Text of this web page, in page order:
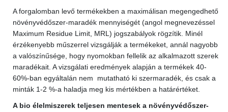
A forgalomban levő termékekben a maximálisan megengedhető
növényvédőszer-maradék mennyiségét (angol megnevezéssel
Maximum Residue Limit, MRL) jogszabályok rögzítik. Minél
érzékenyebb műszerrel vizsgálják a termékeket, annál nagyobb
a valószínűsége, hogy nyomokban fellelik az alkalmazott szerek
maradékait. A vizsgálati eredmények alapján a termékek 40-
60%-ban egyáltalán nem mutatható ki szermaradék, és csak a
minták 1-2 %-a haladja meg kis mértékben a határértéket.
A bio élelmiszerek teljesen mentesek a növényvédőszer-